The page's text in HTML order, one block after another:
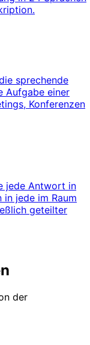
sprechende
Aufgabe einer
Konferenzen
jede Antwort in
jede im Raum
geteilter
der